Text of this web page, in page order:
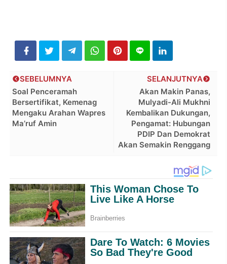
SELANJUTNYA
Akan Makin Panas,
Mulyadi-Ali Mukhni
Kembalikan Dukungan,
Pengamat: Hubungan
PDIP Dan Demokrat
Akan Semakin Renggang
SEBELUMNYA
Soal Penceramah
Bersertifikat, Kemenag
Mengaku Arahan Wapres
Ma’ruf Amin